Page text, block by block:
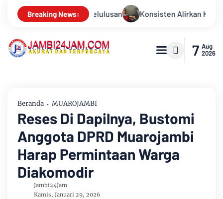
Breaking News:
Kepedulian, Sinsen Gelar Donor Darah ke-23 dalam
7 Aug
2026
Beranda MUAROJAMBI
Reses Di Dapilnya, Bustomi
Anggota DPRD Muarojambi
Harap Permintaan Warga
Diakomodir
Jambi24Jam
Kamis, Januari 29, 2026